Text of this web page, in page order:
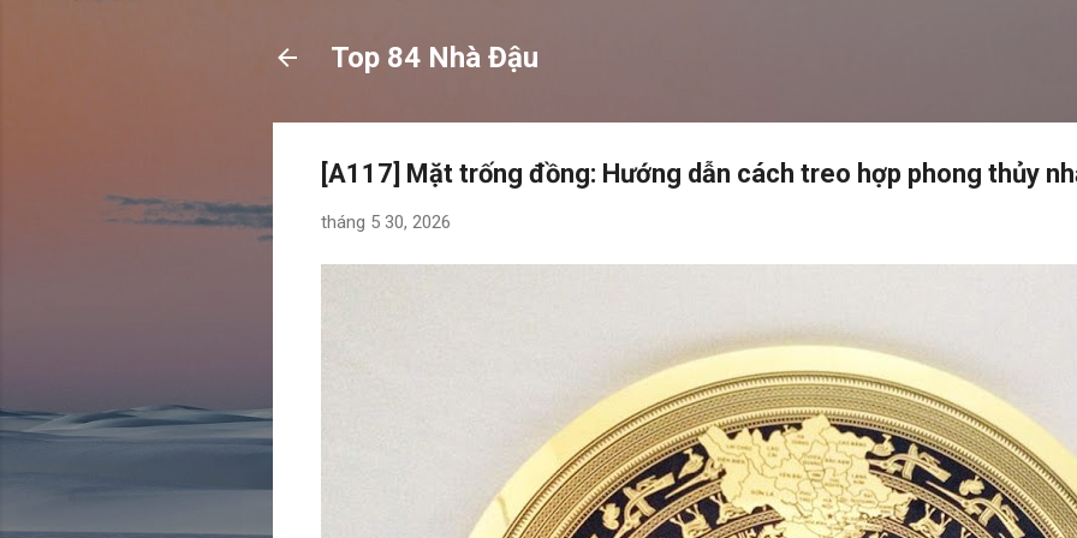
Top 84 Nhà Đậu
[A117] Mặt trống đồng: Hướng dẫn cách treo hợp phong thủy
tháng 5 30, 2026